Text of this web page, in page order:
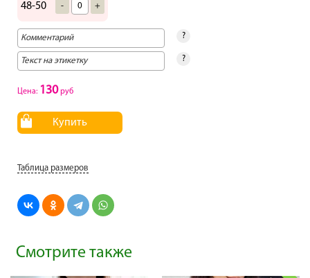
48-50 - +
?
?
Цена: 130руб
Купить
Таблица размеров
Смотрите также